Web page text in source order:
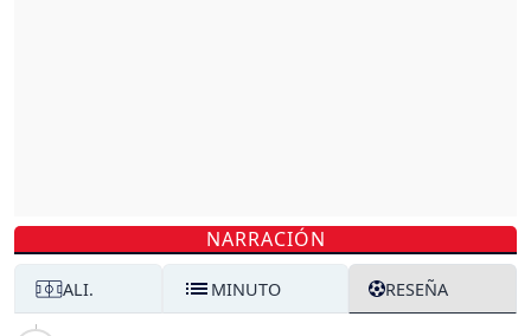
NARRACIÓN
ALI. MINUTO RESEÑA